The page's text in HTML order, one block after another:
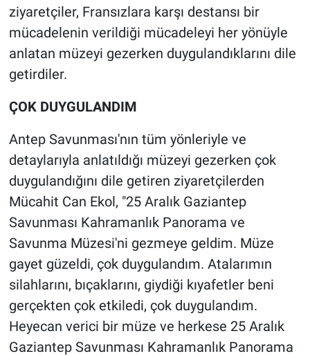
ziyaretçiler, Fransızlara karşı destansı bir
mücadelenin verildiği mücadeleyi her yönüyle
anlatan müzeyi gezerken duygulandıklarını dile
getirdiler.
ÇOK DUYGULANDIM
Antep Savunması'nın tüm yönleriyle ve
detaylarıyla anlatıldığı müzeyi gezerken çok
duygulandığını dile getiren ziyaretçilerden
Mücahit Can Ekol, "25 Aralık Gaziantep
Savunması Kahramanlık Panorama ve
Savunma Müzesi'ni gezmeye geldim. Müze
gayet güzeldi, çok duygulandım. Atalarımın
silahlarını, bıçaklarını, giydiği kıyafetler beni
gerçekten çok etkiledi, çok duygulandım.
Heyecan verici bir müze ve herkese 25 Aralık
Gaziantep Savunması Kahramanlık Panorama